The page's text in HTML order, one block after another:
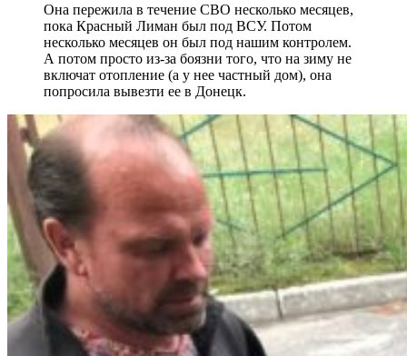
Она пережила в течение СВО несколько месяцев,
пока Красный Лиман был под ВСУ. Потом
несколько месяцев он был под нашим контролем.
А потом просто из-за боязни того, что на зиму не
включат отопление (а у нее частный дом), она
попросила вывезти ее в Донецк.